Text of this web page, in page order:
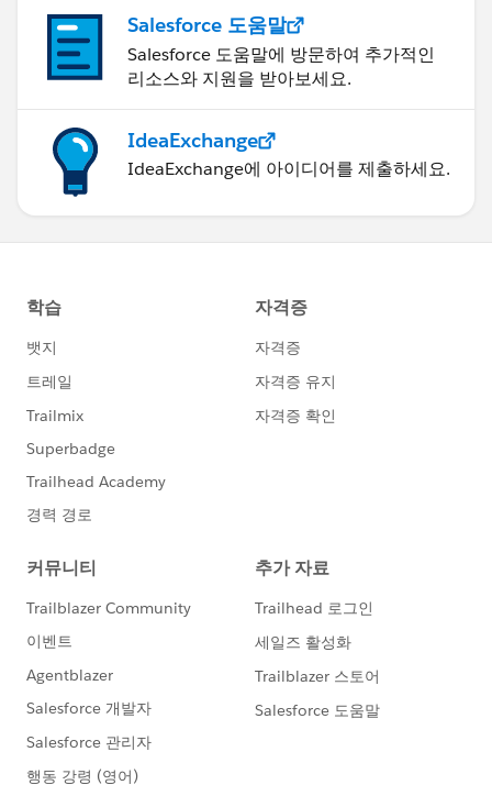
Salesforce 도움말
Salesforce 도움말에 방문하여 추가적인
리소스와 지원을 받아보세요.
IdeaExchange
IdeaExchange에 아이디어를 제출하세요.